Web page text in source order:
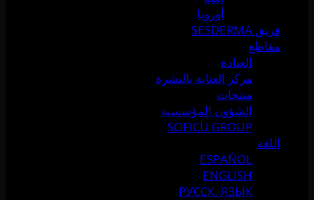
أوروبا
فريق SESDERMA
مقاطع
العيادة
مركز العناية بالبشرة
منتجات
الشؤون المؤسسية
SOFICU GROUP
اللغة
ESPAÑOL
ENGLISH
РУССК. ЯЗЫК